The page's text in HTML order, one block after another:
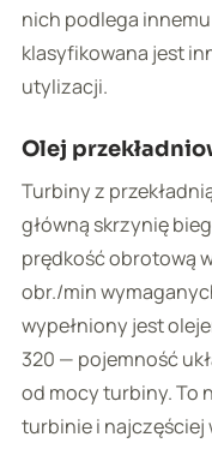
nich podlega
klasyfikowana jest
utylizacji.
Olej
Turbiny z
główną skrzynię
prędkość obrotową
obr./min
wypełniony jest
320 — pojemność
od mocy turbiny. To
turbinie i najczęściej